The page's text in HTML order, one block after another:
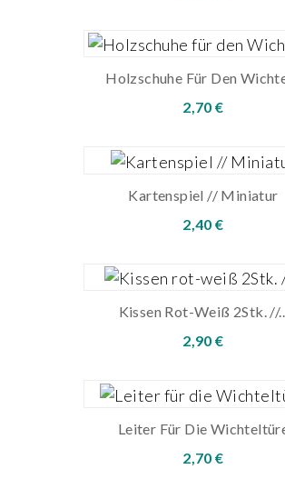
Holzschuhe Für Den
2,70 €
Kartenspiel // Miniatur
2,40 €
Kissen Rot-Weiß 2Stk. //
2,90 €
Leiter Für Die
2,70 €